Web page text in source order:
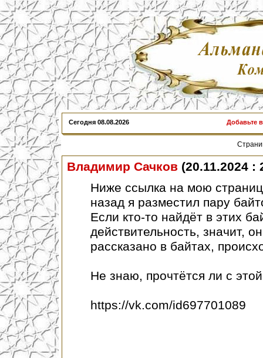
Сегодня 08.08.2026 Добавьте
Владимир Сачков (20.11.2024 :
Ниже ссылка на мою
назад я разместил пару
Если кто-то найдёт в этих
действительность, значит,
рассказано в байтах,
Не знаю, прочтётся ли с
https://vk.com/id697701089